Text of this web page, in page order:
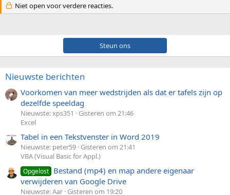
Niet open voor verdere reacties.
Steun ons
Nieuwste berichten
Voorkomen van meer wedstrijden als dat er tafels zijn op
dezelfde speeldag
Nieuwste: xps351
Gisteren om 21:46
Excel
Tabel in een Tekstvenster in Word 2019
Nieuwste: peter59 Gisteren om 21:41
VBA (Visual Basic for Appl.)
Opgelost Bestand (mp4) en map andere eigenaar
verwijderen van Google Drive
Nieuwste: Aar Gisteren om 19:20